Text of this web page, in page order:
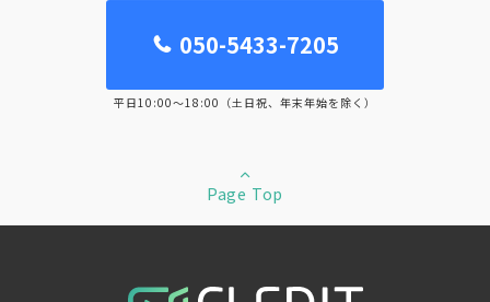
050-5433-7205
平日10:00～18:00（土日祝、年末年始を除く）
Page Top